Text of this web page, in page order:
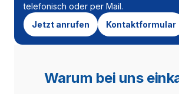
telefonisch oder per Mail.
Jetzt anrufen
Kontaktformular
Warum bei uns